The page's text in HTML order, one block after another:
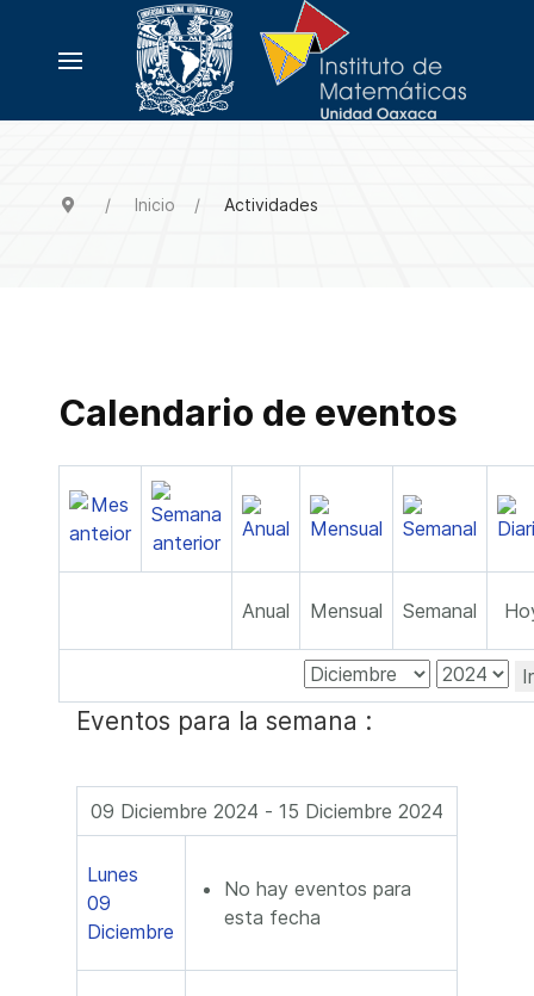
Inicio Actividades
Calendario de eventos
Anual Mensual Semanal
Eventos para la semana :
09 Diciembre 2024 - 15 Diciembre 2024
Lunes
09
Diciembre
No hay eventos para
esta fecha